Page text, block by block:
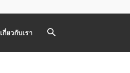
เกี่ยวกับเรา